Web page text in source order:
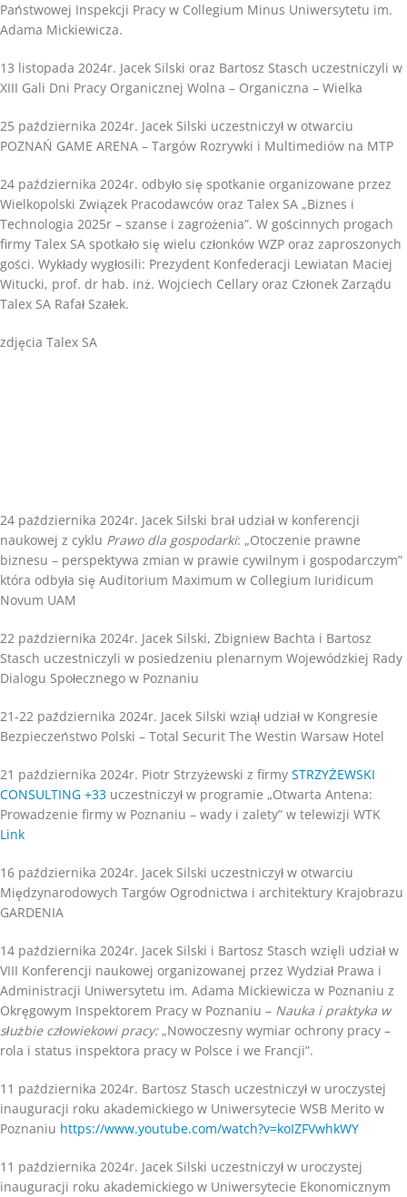
Państwowej Inspekcji Pracy w Collegium Minus Uniwersytetu im.
Adama Mickiewicza.
13 listopada 2024r. Jacek Silski oraz Bartosz Stasch uczestniczyli w
XIII Gali Dni Pracy Organicznej Wolna – Organiczna – Wielka
25 października 2024r. Jacek Silski uczestniczył w otwarciu
POZNAŃ GAME ARENA – Targów Rozrywki i Multimediów na MTP
24 października 2024r. odbyło się spotkanie organizowane przez
Wielkopolski Związek Pracodawców oraz Talex SA „Biznes i
Technologia 2025r – szanse i zagrożenia”. W gościnnych progach
firmy Talex SA spotkało się wielu członków WZP oraz zaproszonych
gości. Wykłady wygłosili: Prezydent Konfederacji Lewiatan Maciej
Witucki, prof. dr hab. inż. Wojciech Cellary oraz Członek Zarządu
Talex SA Rafał Szałek.
zdjęcia Talex SA
24 października 2024r. Jacek Silski brał udział w konferencji
naukowej z cyklu Prawo dla gospodarki: „Otoczenie prawne
biznesu – perspektywa zmian w prawie cywilnym i gospodarczym”
która odbyła się Auditorium Maximum w Collegium Iuridicum
Novum UAM
22 października 2024r. Jacek Silski, Zbigniew Bachta i Bartosz
Stasch uczestniczyli w posiedzeniu plenarnym Wojewódzkiej Rady
Dialogu Społecznego w Poznaniu
21-22 października 2024r. Jacek Silski wziął udział w Kongresie
Bezpieczeństwo Polski – Total Securit The Westin Warsaw Hotel
21 października 2024r. Piotr Strzyżewski z firmy STRZYŻEWSKI
CONSULTING +33 uczestniczył w programie „Otwarta Antena:
Prowadzenie firmy w Poznaniu – wady i zalety” w telewizji WTK
Link
16 października 2024r. Jacek Silski uczestniczył w otwarciu
Międzynarodowych Targów Ogrodnictwa i architektury Krajobrazu
GARDENIA
14 października 2024r. Jacek Silski i Bartosz Stasch wzięli udział w
VIII Konferencji naukowej organizowanej przez Wydział Prawa i
Administracji Uniwersytetu im. Adama Mickiewicza w Poznaniu z
Okręgowym Inspektorem Pracy w Poznaniu – Nauka i praktyka w
służbie człowiekowi pracy: „Nowoczesny wymiar ochrony pracy –
rola i status inspektora pracy w Polsce i we Francji”.
11 października 2024r. Bartosz Stasch uczestniczył w uroczystej
inauguracji roku akademickiego w Uniwersytecie WSB Merito w
Poznaniu https://www.youtube.com/watch?v=koIZFVwhkWY
11 października 2024r. Jacek Silski uczestniczył w uroczystej
inauguracji roku akademickiego w Uniwersytecie Ekonomicznym